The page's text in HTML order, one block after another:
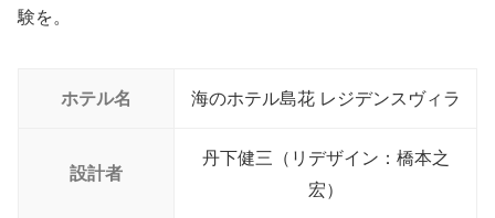
験を。
ホテル名 海のホテル島花 レジデンスヴィラ
設計者
丹下健三（リデザイン：橋本之
宏）